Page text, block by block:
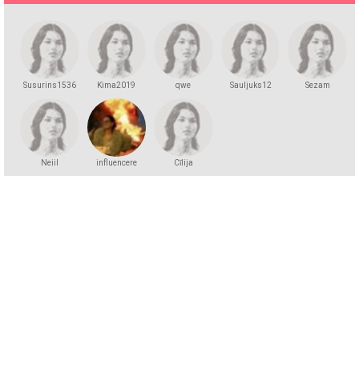
Susurins1536 Kima2019 qwe Sauljuks12 Sezam
Neiil influencere Cīlija